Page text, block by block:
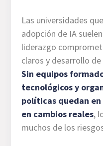
Las universidades
adopción de IA
liderazgo
claros y desarrollo
Sin equipos
tecnológicos y
políticas quedan en
en cambios reales,
muchos de los